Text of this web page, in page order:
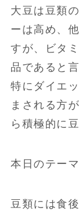
大豆は豆類
ーは高め、
すが、ビタ
品であると
特にダイエ
まされる方
ら積極的に
本日のテー
豆類には食